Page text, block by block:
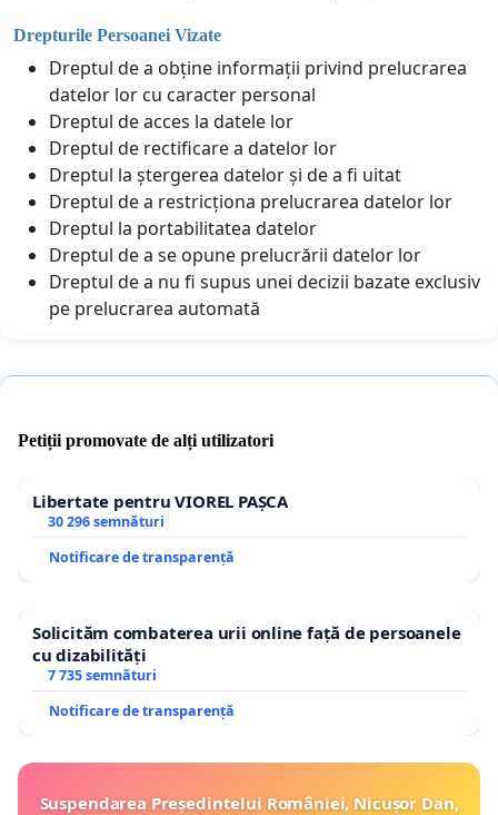
Drepturile Persoanei Vizate
Dreptul de a obține informații privind prelucrarea
datelor lor cu caracter personal
Dreptul de acces la datele lor
Dreptul de rectificare a datelor lor
Dreptul la ștergerea datelor și de a fi uitat
Dreptul de a restricționa prelucrarea datelor lor
Dreptul la portabilitatea datelor
Dreptul de a se opune prelucrării datelor lor
Dreptul de a nu fi supus unei decizii bazate exclusiv
pe prelucrarea automată
Petiții promovate de alți utilizatori
Libertate pentru VIOREL PAȘCA
30 296 semnături
Notificare de transparență
Solicităm combaterea urii online față de persoanele
cu dizabilități
7 735 semnături
Notificare de transparență
Suspendarea Președintelui României, Nicușor Dan,